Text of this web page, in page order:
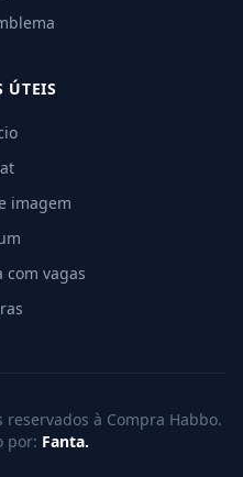
ÚTEIS
imagem
com vagas
à Compra Habbo.
por: Fanta.